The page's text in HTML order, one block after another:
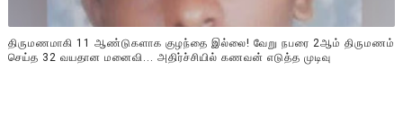
திருமணமாகி 11 ஆண்டுகளாக குழந்தை இல்லை! வேறு நபரை 2ஆம் திருமணம்
செய்த 32 வயதான மனைவி... அதிர்ச்சியில் கணவன் எடுத்த முடிவு